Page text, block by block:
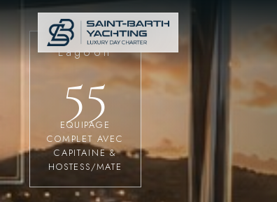
Lagoon
55
EQUIPAGE
COMPLET AVEC
CAPITAINE &
HOSTESS/MATE